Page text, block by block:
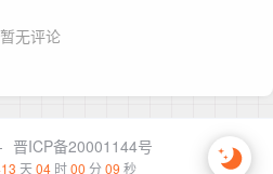
晋ICP备20001144号
天04时00 分 09 秒